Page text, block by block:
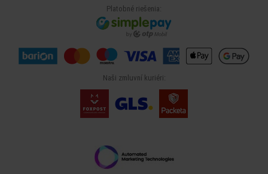
Platobné riešenia:
Naši zmluvní kuriéri: